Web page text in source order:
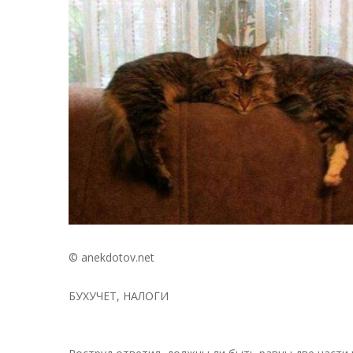
© anekdotov.net
БУХУЧЕТ, НАЛОГИ